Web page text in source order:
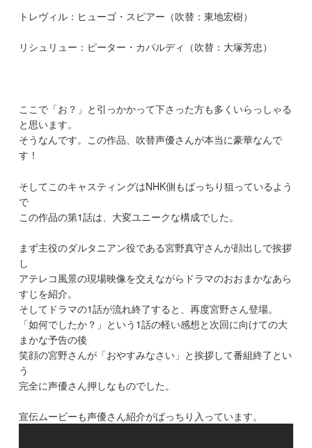
トレヴィル：ヒューゴ・スピアー（吹替：東地宏樹）
リシュリュー：ピーター・カパルディ（吹替：大塚芳忠）
ここで「お？」と引っかかって下さった方も多くいらっしゃる
と思います。
そうなんです。この作品、吹替声優さんが本当に豪華なんで
す！
そしてこのキャスティングはNHK側もばっちり狙っているよう
で
この作品の第1話は、大変ユニークな構成でした。
まず主役のダルタニアン役である宮野真守さんが顔出しで挨拶
し
アテレコ風景の現場映像を交えながらドラマのおおまかなあら
すじを紹介。
そしてドラマの1話が流れ終了すると、再度宮野さん登場。
「如何でしたか？」という1話の軽い感想と次回に向けての大
まかな予告の後
笑顔の宮野さんが「おやすみなさい」と挨拶して番組終了とい
う
完全に声優さん押しなものでした。
宣伝ムービーも声優さん紹介がばっちり入っています。